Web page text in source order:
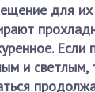
для их
и светлым,